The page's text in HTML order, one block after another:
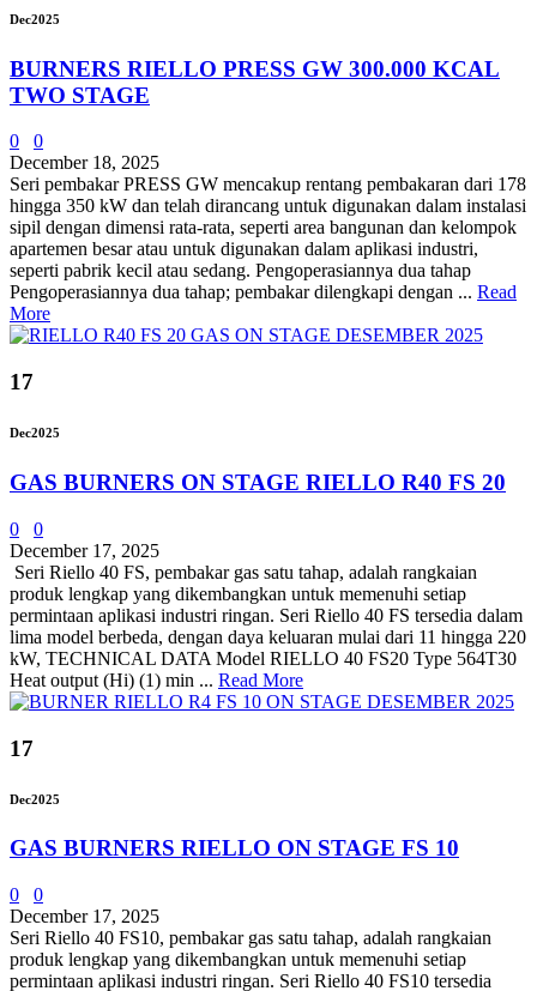
Dec2025
BURNERS RIELLO PRESS GW 300.000 KCAL
TWO STAGE
0
0
December 18, 2025
Seri pembakar PRESS GW mencakup rentang pembakaran dari 178
hingga 350 kW dan telah dirancang untuk digunakan dalam instalasi
sipil dengan dimensi rata-rata, seperti area bangunan dan kelompok
apartemen besar atau untuk digunakan dalam aplikasi industri,
seperti pabrik kecil atau sedang. Pengoperasiannya dua tahap
Pengoperasiannya dua tahap; pembakar dilengkapi dengan ... Read
More
17
Dec2025
GAS BURNERS ON STAGE RIELLO R40 FS 20
0
0
December 17, 2025
Seri Riello 40 FS, pembakar gas satu tahap, adalah rangkaian
produk lengkap yang dikembangkan untuk memenuhi setiap
permintaan aplikasi industri ringan. Seri Riello 40 FS tersedia dalam
lima model berbeda, dengan daya keluaran mulai dari 11 hingga 220
kW, TECHNICAL DATA Model RIELLO 40 FS20 Type 564T30
Heat output (Hi) (1) min ... Read More
17
Dec2025
GAS BURNERS RIELLO ON STAGE FS 10
0
0
December 17, 2025
Seri Riello 40 FS10, pembakar gas satu tahap, adalah rangkaian
produk lengkap yang dikembangkan untuk memenuhi setiap
permintaan aplikasi industri ringan. Seri Riello 40 FS10 tersedia